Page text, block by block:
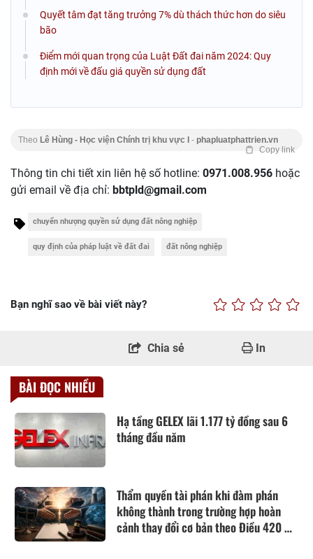
Quyết tâm đạt tăng trưởng 7% dù thách thức hơn do siêu
bão
Điểm mới quan trọng của Luật Đất đai năm 2024: Quy
định mới về đấu giá quyền sử dụng đất
Theo Lê Hùng - Học viện Chính trị khu vực I - phapluatphattrien.vn
Copy link
Thông tin chi tiết xin liên hệ số hotline: 0971.008.956 hoặc
gửi email về địa chỉ: bbtpld@gmail.com
chuyển nhượng quyền sử dụng đất nông nghiệp
quy định của pháp luật về đất đai đất nông nghiệp
Bạn nghĩ sao về bài viết này?
Chia sẻ In
BÀI ĐỌC NHIỀU
Hạ tầng GELEX lãi 1.177 tỷ đồng sau 6
tháng đầu năm
Thẩm quyền tài phán khi đàm phán
không thành trong trường hợp hoàn
cảnh thay đổi cơ bản theo Điều 420 Bộ